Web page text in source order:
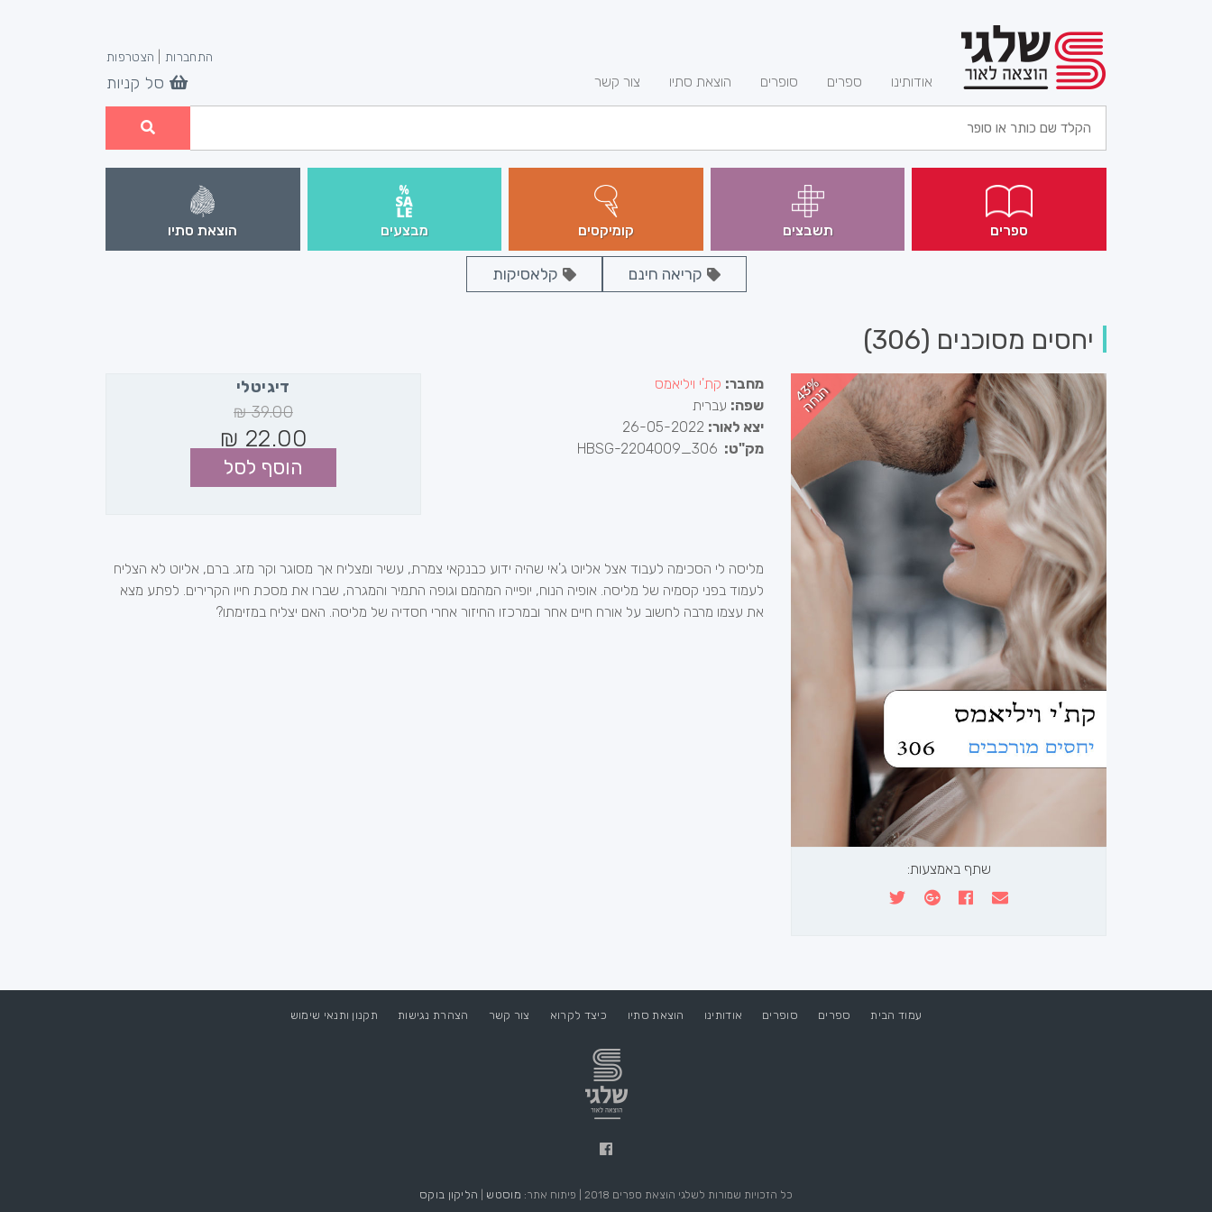
אודותינו ספרים סופרים הוצאת סתיו צור קשר
התחברות הצטרפות
סל קניות
ספרים תשבצים קומיקסים מבצעים הוצאת סתיו
קריאה חינם קלאסיקות
יחסים מסוכנים (306)
43%
הנחה
שתף באמצעות:
מחבר: קת'י ויליאמס
שפה: עברית
יצא לאור:
מק"ט:
דיגיטלי
39.00
₪
22.00
₪
הוסף לסל
מליסה לי הסכימה לעבוד אצל אליוט ג'אי שהיה ידוע כבנקאי צמרת, עשיר ומצליח אך מסוגר וקר מזג. ברם, אליוט לא הצליח
לעמוד בפני קסמיה של מליסה. אופיה הנוח, יופייה המהמם וגופה התמיר והמגרה, שברו את מסכת חייו הקרירים. לפתע מצא
את עצמו מרבה לחשוב על אורח חיים אחר ובמרכזו החיזור אחרי חסדיה של מליסה. האם יצליח במזימתו?
עמוד הבית ספרים סופרים אודותינו הוצאת סתיו כיצד לקרוא צור קשר הצהרת נגישות תקנון ותנאי שימוש
כל הזכויות שמורות לשלגי הוצאת ספרים 2018 | פיתוח אתר: מוסטש הליקון בוקס